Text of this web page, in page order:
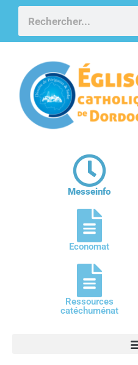
Messeinfo
Economat
Ressources
catéchuménat